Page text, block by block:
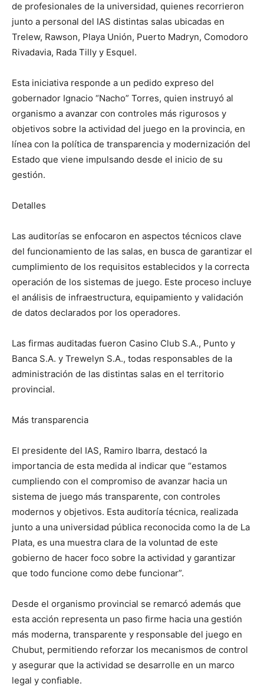
de profesionales de la universidad, quienes recorrieron
junto a personal del IAS distintas salas ubicadas en
Trelew, Rawson, Playa Unión, Puerto Madryn, Comodoro
Rivadavia, Rada Tilly y Esquel.
Esta iniciativa responde a un pedido expreso del
gobernador Ignacio “Nacho” Torres, quien instruyó al
organismo a avanzar con controles más rigurosos y
objetivos sobre la actividad del juego en la provincia, en
línea con la política de transparencia y modernización del
Estado que viene impulsando desde el inicio de su
gestión.
Detalles
Las auditorías se enfocaron en aspectos técnicos clave
del funcionamiento de las salas, en busca de garantizar el
cumplimiento de los requisitos establecidos y la correcta
operación de los sistemas de juego. Este proceso incluye
el análisis de infraestructura, equipamiento y validación
de datos declarados por los operadores.
Las firmas auditadas fueron Casino Club S.A., Punto y
Banca S.A. y Trewelyn S.A., todas responsables de la
administración de las distintas salas en el territorio
provincial.
Más transparencia
El presidente del IAS, Ramiro Ibarra, destacó la
importancia de esta medida al indicar que “estamos
cumpliendo con el compromiso de avanzar hacia un
sistema de juego más transparente, con controles
modernos y objetivos. Esta auditoría técnica, realizada
junto a una universidad pública reconocida como la de La
Plata, es una muestra clara de la voluntad de este
gobierno de hacer foco sobre la actividad y garantizar
que todo funcione como debe funcionar”.
Desde el organismo provincial se remarcó además que
esta acción representa un paso firme hacia una gestión
más moderna, transparente y responsable del juego en
Chubut, permitiendo reforzar los mecanismos de control
y asegurar que la actividad se desarrolle en un marco
legal y confiable.